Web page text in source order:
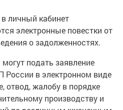
личный кабинет
электронные повестки от
о задолженностях.
подать заявление
в электронном виде
отвод, жалобу в порядке
производству и